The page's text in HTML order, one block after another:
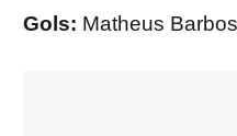
Gols: Matheus